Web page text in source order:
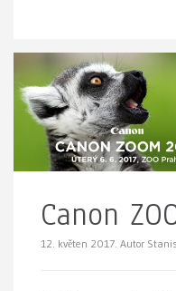
Canon
12. květen 2017. Autor